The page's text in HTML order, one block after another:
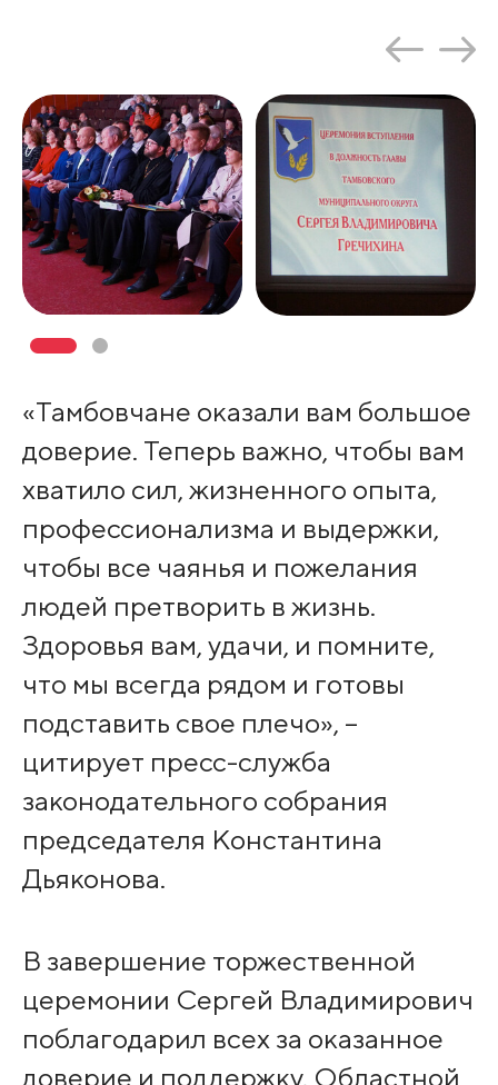
«Тамбовчане оказали вам большое
доверие. Теперь важно, чтобы вам
хватило сил, жизненного опыта,
профессионализма и выдержки,
чтобы все чаянья и пожелания
людей претворить в жизнь.
Здоровья вам, удачи, и помните,
что мы всегда рядом и готовы
подставить свое плечо», –
цитирует пресс-служба
законодательного собрания
председателя Константина
Дьяконова.
В завершение торжественной
церемонии Сергей Владимирович
поблагодарил всех за оказанное
доверие и поддержку. Областной